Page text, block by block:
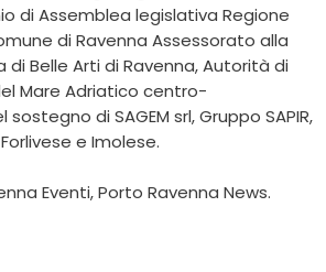
di Assemblea legislativa Regione
di Ravenna Assessorato alla
Belle Arti di Ravenna, Autorità di
Mare Adriatico centro-
di SAGEM srl, Gruppo SAPIR,
e Imolese.
Eventi, Porto Ravenna News.